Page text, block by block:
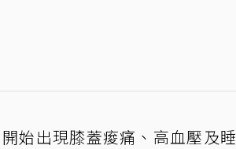
始出現膝蓋痠痛、高血壓及睡